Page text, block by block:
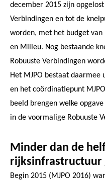
december 2015 zijn
Verbindingen en tot de
worden, met het budget
en Milieu. Nog bestaande
Robuuste Verbindingen
Het MJPO bestaat daarmee
en het coördinatiepunt
beeld brengen welke
in de voormalige Robuuste
Minder dan de
rijksinfrastructuur
Begin 2015 (MJPO 2016)